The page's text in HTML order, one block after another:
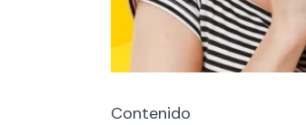
Contenido